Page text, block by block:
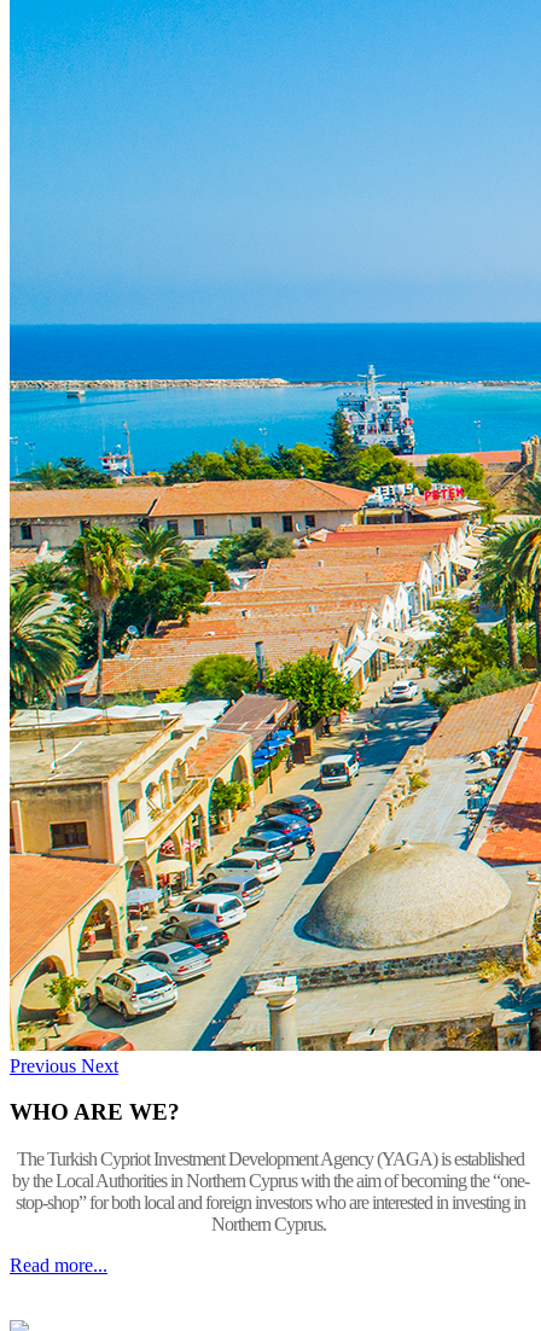
Previous Next
WHO ARE WE?
The Turkish Cypriot Investment Development Agency (YAGA) is established
by the Local Authorities in Northern Cyprus with the aim of becoming the “one-
stop-shop” for both local and foreign investors who are interested in investing in
Northern Cyprus.
Read more...